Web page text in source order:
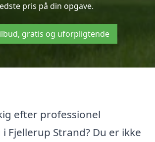
pris på din opgave.
gratis og uforpligtende
efter professionel
Fjellerup Strand? Du er ikke